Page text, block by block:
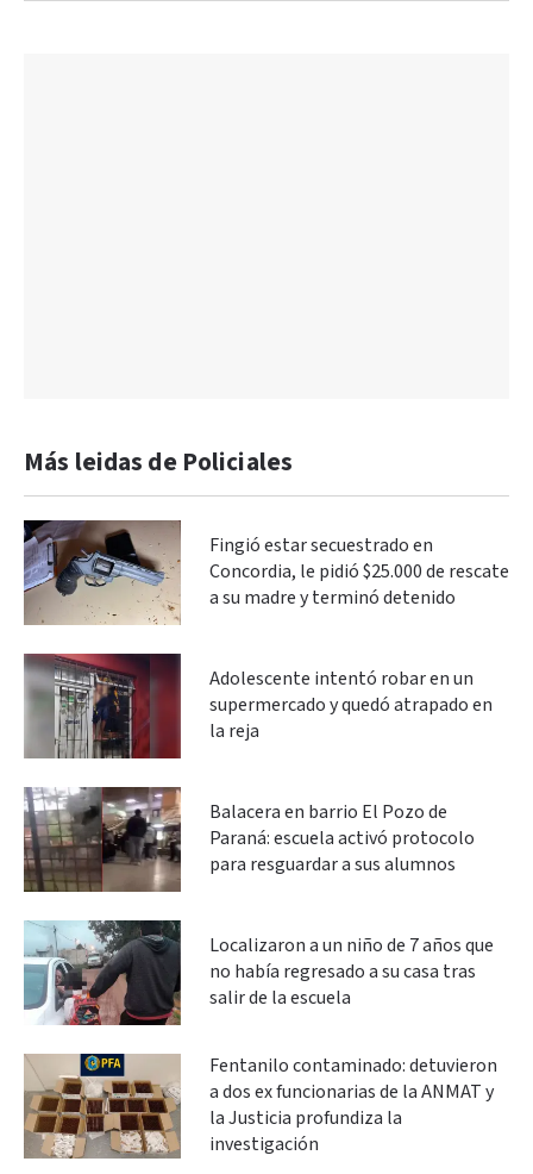
Más leidas de Policiales
Fingió estar secuestrado en
Concordia, le pidió $25.000 de rescate
a su madre y terminó detenido
Adolescente intentó robar en un
supermercado y quedó atrapado en
la reja
Balacera en barrio El Pozo de
Paraná: escuela activó protocolo
para resguardar a sus alumnos
Localizaron a un niño de 7 años que
no había regresado a su casa tras
salir de la escuela
Fentanilo contaminado: detuvieron
a dos ex funcionarias de la ANMAT y
la Justicia profundiza la
investigación